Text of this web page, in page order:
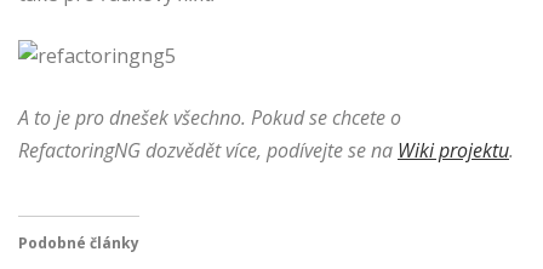
A to je pro dnešek všechno. Pokud se chcete o
RefactoringNG dozvědět více, podívejte se na Wiki projektu.
Podobné články